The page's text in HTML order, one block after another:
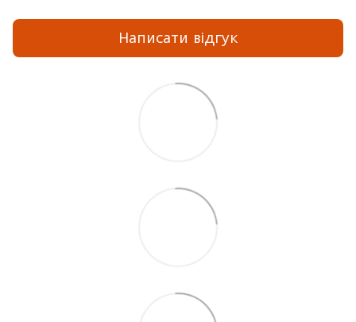
Написати відгук